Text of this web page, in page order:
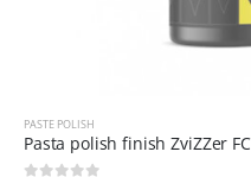
PASTE POLISH
Pasta polish finish ZviZZer